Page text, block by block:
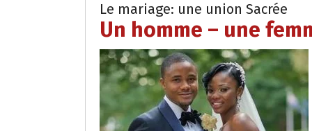
Le mariage: une union Sacrée
Un homme – une